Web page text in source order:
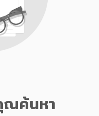
ณค้นหา